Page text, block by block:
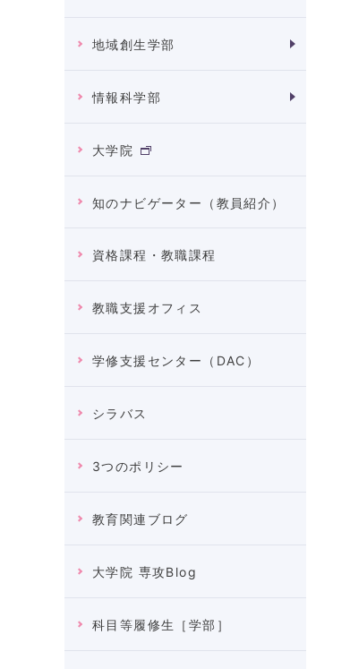
地域創生学部
情報科学部
大学院
知のナビゲーター（教員紹介）
資格課程・教職課程
教職支援オフィス
学修支援センター（DAC）
シラバス
3つのポリシー
教育関連ブログ
大学院 専攻Blog
科目等履修生［学部］